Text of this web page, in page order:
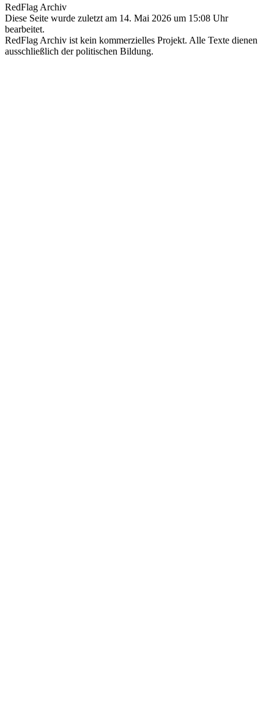
RedFlag Archiv
Diese Seite wurde zuletzt am 14. Mai 2026 um 15:08 Uhr
bearbeitet.
RedFlag Archiv ist kein kommerzielles Projekt. Alle Texte dienen
ausschließlich der politischen Bildung.